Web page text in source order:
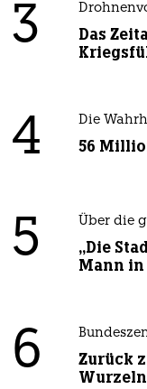
3
Das
4 Die
56
5 Über die
„Die
Mann in
6
Zurück
Wurzeln